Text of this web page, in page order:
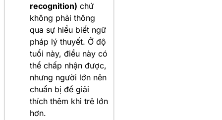
recognition) chứ
không phải thông
qua sự hiểu biết ngữ
pháp lý thuyết. Ở độ
tuổi này, điều này có
thể chấp nhận được,
nhưng người lớn nên
chuẩn bị để giải
thích thêm khi trẻ lớn
hơn.